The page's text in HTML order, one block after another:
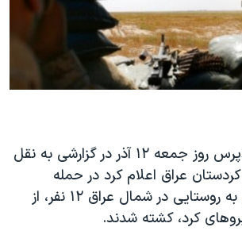
آمریکا ۲۰۲۴
به اسرائیل
آزادی
دادخواهی
خبرگزاری آسوشیتدپرس روز جمعه ۱۲ آذر در گزارشی به نقل
عراق اعلام کرد در حمله
پیکارجویان داعش به روستایی در شمال عراق ۱۲ نفر، از
کرد، کشته شدند.